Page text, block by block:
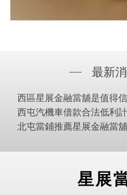
最新
西區星展金融當舖是值得
西屯汽機車借款合法低利
北屯當鋪推薦星展金融當
星展